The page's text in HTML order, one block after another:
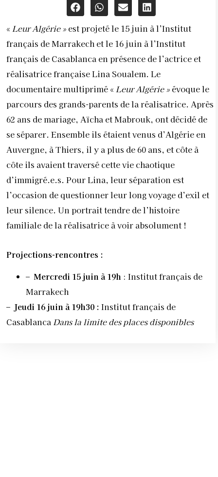
« Leur Algérie » est projetéle 15 juin à l’Institut
français de Marrakech et le 16 juin à l’Institut
français de Casablanca en présence de l’actrice et
réalisatrice française Lina Soualem. Le
documentaire multiprimé « Leur Algérie » évoque le
parcours des grands-parents de la réalisatrice. Après
62 ans de mariage, Aïcha et Mabrouk, ont décidé de
se séparer. Ensemble ils étaient venus d’Algérie en
Auvergne, à Thiers, il y a plus de 60 ans, et côte à
côte ils avaient traversé cette vie chaotique
d’immigré.e.s. Pour Lina, leur séparation est
l’occasion de questionner leur long voyage d’exil et
leur silence. Un portrait tendre de l’histoire
familiale de la réalisatrice à voir absolument !
Projections-rencontres :
– Mercredi 15 juin à 19h : Institut français de
Marrakech
– Jeudi 16 juin à 19h30 : Institut français de
Casablanca Dans la limite des places disponibles